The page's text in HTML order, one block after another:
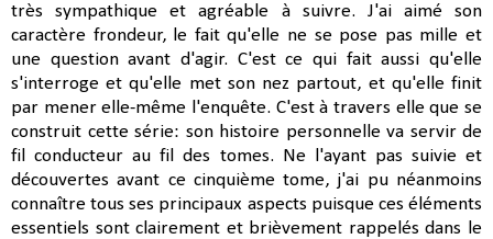
très sympathique et agréable à suivre. J'ai aimé son
caractère frondeur, le fait qu'elle ne se pose pas mille et
une question avant d'agir. C'est ce qui fait aussi qu'elle
s'interroge et qu'elle met son nez partout, et qu'elle finit
par mener elle-même l'enquête. C'est à travers elle que se
construit cette série: son histoire personnelle va servir de
fil conducteur au fil des tomes. Ne l'ayant pas suivie et
découvertes avant ce cinquième tome, j'ai pu néanmoins
connaître tous ses principaux aspects puisque ces éléments
essentiels sont clairement et brièvement rappelés dans le